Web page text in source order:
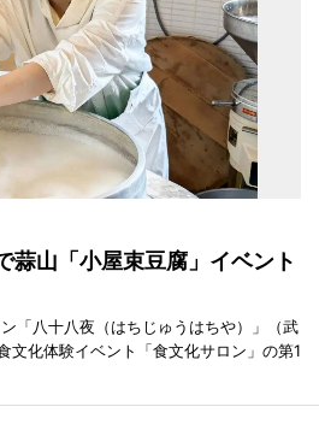
蒜山「小屋束豆腐」イベント
「八十八夜（はちじゅうはちや）」（武
文化体験イベント「食文化サロン」の第1